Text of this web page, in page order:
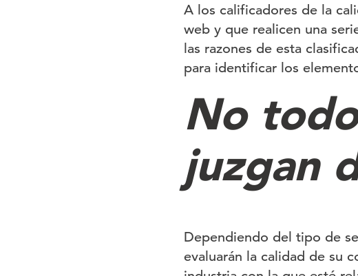
A los calificadores de la
web y que realicen una
las razones de esta
para identificar los
No
juzgan
Dependiendo del tipo de
evaluarán la calidad de su